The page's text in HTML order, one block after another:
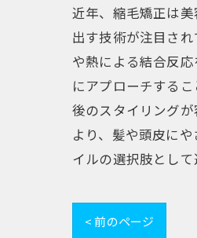
近年、縮毛矯正は
出す技術が注目さ
や熱による結合反
にアプローチする
後のスタイリング
より、髪や頭皮に
イルの選択肢とし
< 前のページ